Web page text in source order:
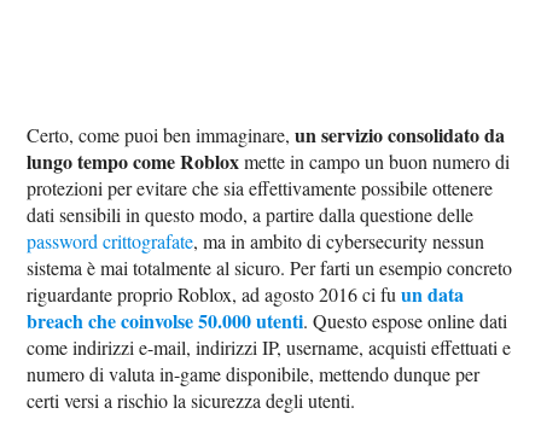
Certo, come puoi ben immaginare,un servizio consolidato da
lungo tempo come Robloxmette in campo un buon numero di
protezioni per evitare che sia effettivamente possibile ottenere
dati sensibili in questo modo, a partire dalla questione delle
password crittografate, ma in ambito di cybersecurity nessun
sistema è mai totalmente al sicuro. Per farti un esempio concreto
riguardante proprio Roblox, ad agosto 2016 ci fuun data
breach che coinvolse 50.000 utenti. Questo espose online dati
come indirizzi e-mail, indirizzi IP, username, acquisti effettuati e
numero di valuta in-game disponibile, mettendo dunque per
certi versi a rischio la sicurezza degli utenti.